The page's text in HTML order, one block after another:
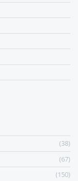
(38)
(67)
(150)